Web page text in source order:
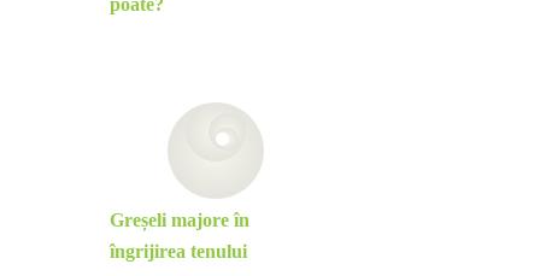
poate?
Greșeli majore în
îngrijirea tenului